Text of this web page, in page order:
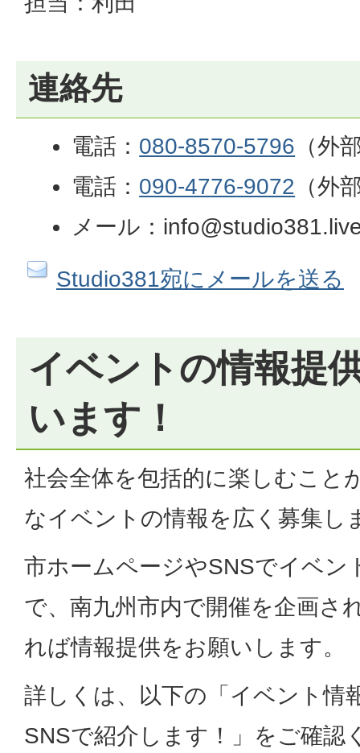
連絡先
電話： 080-8570-5796 （外
電話： 090-4776-9072 （外
メール：
Studio381宛にメールを送る
イベントの情報提
います！
社会全体を包括的に楽しむこと
なイベントの情報を広く募集し
市ホームページやSNSでイベン
で、南九州市内で開催を企画さ
れば情報提供をお願いします。
詳しくは、以下の「イベント情
SNSで紹介します！」をご確認